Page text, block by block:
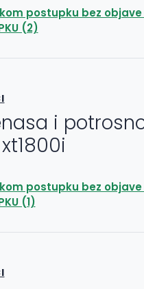
postupku bez objave
(2)
i
postupku bez objave
(1)